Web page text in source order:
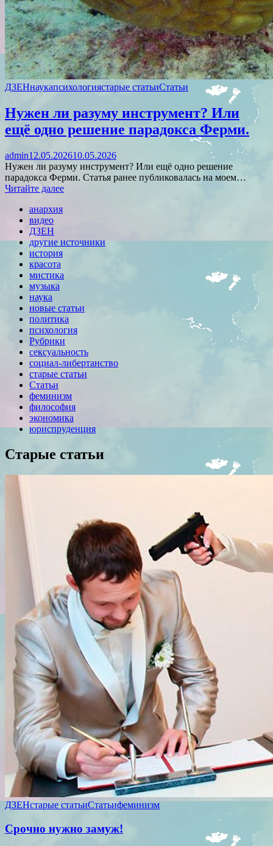
ДЗЕНнаукапсихологиястарые статьиСтатьи
Нужен ли разуму инструмент? Или
ещё одно решение парадокса Ферми.
admin12.05.202610.05.2026
Нужен ли разуму инструмент? Или ещё одно решение
парадокса Ферми. Статья ранее публиковалась на моем…
Читайте далее
анархия
видео
ДЗЕН
другие источники
история
красота
мистика
музыка
наука
новые статьи
политика
психология
Рубрики
сексуальность
социал-либертанство
старые статьи
Статьи
феминизм
философия
экономика
юриспруденция
Старые статьи
ДЗЕНстарые статьиСтатьифеминизм
Срочно нужно замуж!